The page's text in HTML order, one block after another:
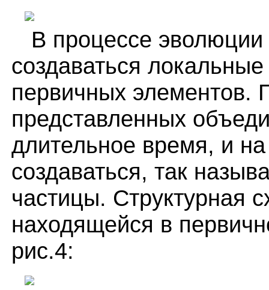
В процессе эволюции
создаваться
первичных элементов.
представленных
длительное время, и
создаваться, так
частицы. Структурная
находящейся в
рис.4: